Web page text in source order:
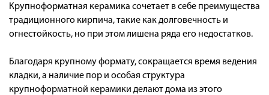
Крупноформатная керамика сочетает в себе преимущества
традиционного кирпича, такие как долговечность и
огнестойкость, но при этом лишена ряда его недостатков.
Благодаря крупному формату, сокращается время ведения
кладки, а наличие пор и особая структура
крупноформатной керамики делают дома из этого